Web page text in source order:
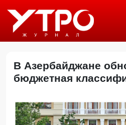
В Азербайджане
бюджетная